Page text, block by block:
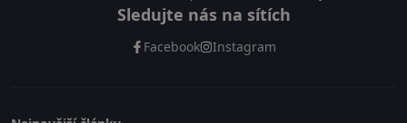
Sledujte nás na sítích
Facebook Instagram